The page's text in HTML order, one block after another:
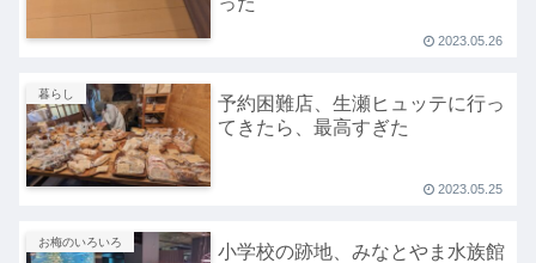
2023.05.26
暮らし
予約困難店、生瀬ヒュッテに行っ
てきたら、最高すぎた
2023.05.25
お梅のいろいろ
小学校の跡地、みなとやま水族館